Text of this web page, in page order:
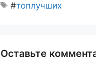
#топлучших
Оставьте